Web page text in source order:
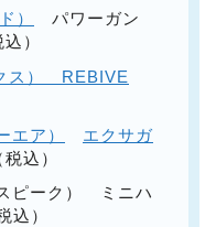
）
パワーガン
）
ス） REBIVE
エア）
エクサガ
込）
ピーク） ミニハ
込）